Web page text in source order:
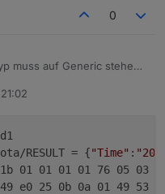
0
muss auf Generic stehen,
ausgibt musst du mal
Konsole mit aktiviertem
RESULT = {"Time" :
01 01 01 01 76 05 03
e0 25 0b 0a 01 49 53